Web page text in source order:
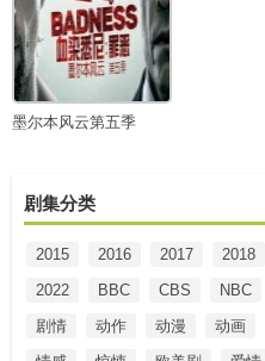
墨尔本风云第五季
剧集分类
2015 2016 2017 2018
2022
BBC CBS NBC
剧情
动作 动漫 动画